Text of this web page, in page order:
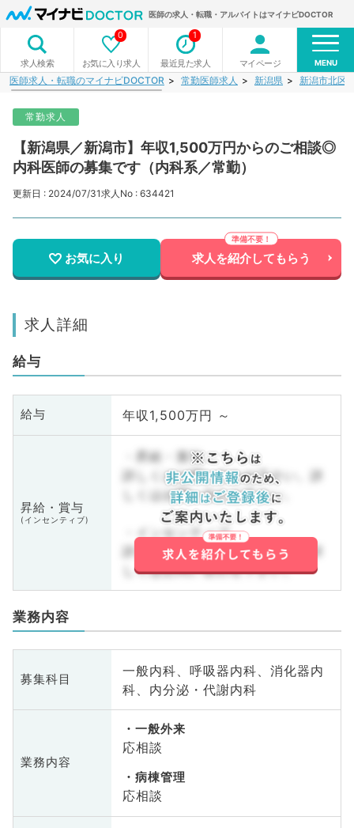
医師の求人・転職・アルバイトはマイナビDOCTOR
求人検索 お気に入り求人
0
最近見た求人
1
マイページ MENU
医師求人・転職のマイナビDOCTOR 常勤医師求人 新潟県 新潟市北区
常勤求人
【新潟県／新潟市】年収1,500万円からのご相談◎
内科医師の募集です（内科系／常勤）
更新日 : 2024/07/31求人No : 634421
お気に入り 求人を紹介してもらう
求人詳細
給与
給与 年収1,500万円 ～
昇給・賞与
(インセンティブ)
・昇給・賞与
詳しくはお問い合わせ下さい。詳
しくはお問い合わせ下さい。
・インセンティブ
詳しくはお問い合わせ下さい。詳
しくはお問い合わせ下さい。
業務内容
募集科目
一般内科、呼吸器内科、消化器内
科、内分泌・代謝内科
業務内容
一般外来
応相談
病棟管理
応相談